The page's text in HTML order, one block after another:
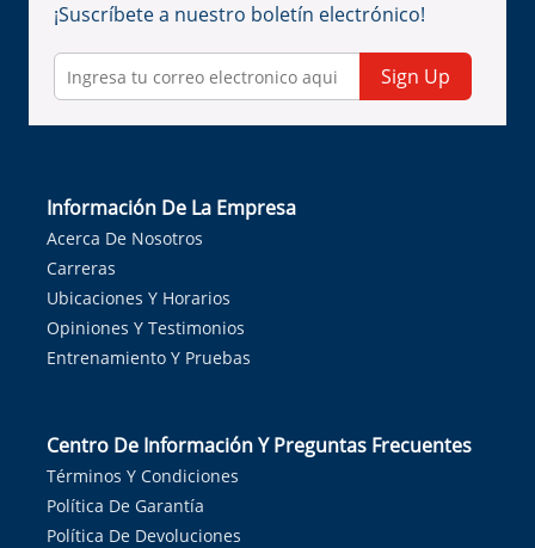
¡Suscríbete a nuestro boletín electrónico!
Sign Up
Información De La Empresa
Acerca De Nosotros
Carreras
Ubicaciones Y Horarios
Opiniones Y Testimonios
Entrenamiento Y Pruebas
Centro De Información Y Preguntas Frecuentes
Términos Y Condiciones
Política De Garantía
Política De Devoluciones